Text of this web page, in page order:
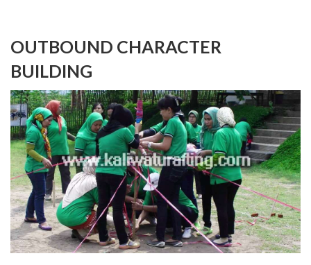
OUTBOUND CHARACTER
BUILDING